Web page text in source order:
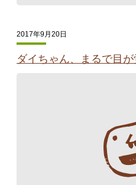
2017年9月20日
ダイちゃん、まるで目